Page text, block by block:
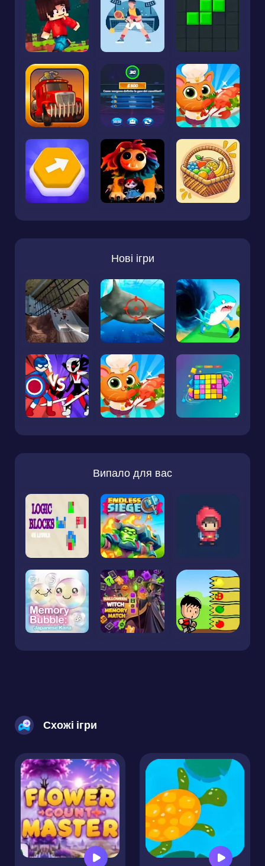
Нові ігри
Випало для вас
Схожі ігри